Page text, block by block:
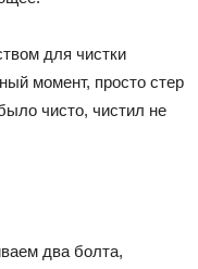
для чистки
момент, просто стер
чисто, чистил не
два болта,